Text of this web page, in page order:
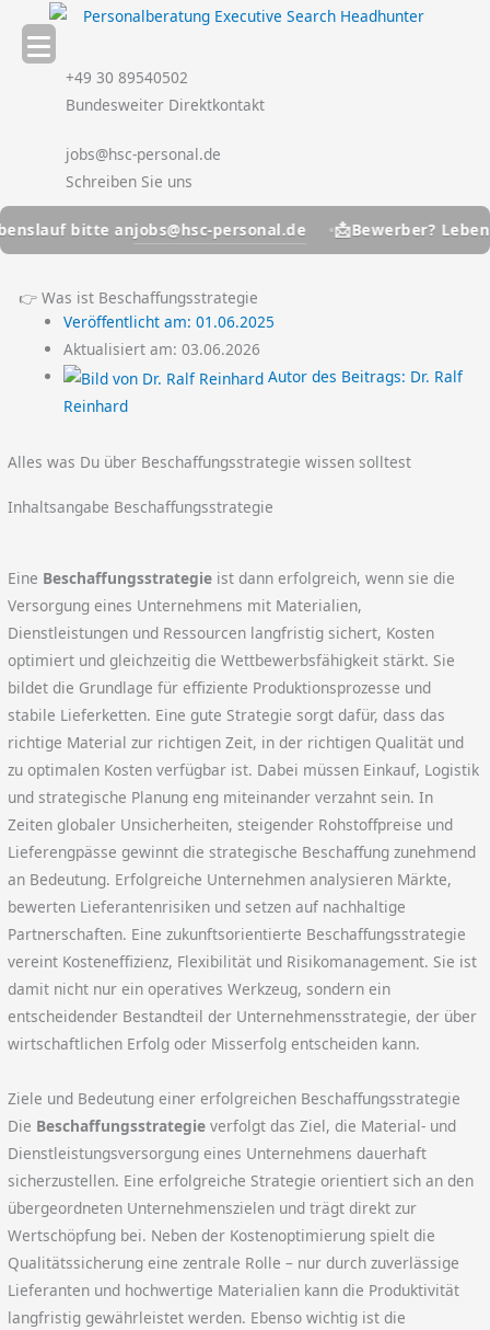
Inhalt
springen +49 30 89540502
Bundesweiter Direktkontakt
jobs@hsc-personal.de
Schreiben Sie uns
bitte anjobs@hsc-personal.de 📩Bewerber?
👉 Was ist Beschaffungsstrategie
Veröffentlicht am:01.06.2025
Aktualisiert am: 03.06.2026
Autor des Beitrags: Dr. Ralf
Reinhard
Alles was Du über Beschaffungsstrategie wissen solltest
Inhaltsangabe Beschaffungsstrategie
Eine Beschaffungsstrategie ist dann erfolgreich, wenn sie die
Versorgung eines Unternehmens mit Materialien,
Dienstleistungen und Ressourcen langfristig sichert, Kosten
optimiert und gleichzeitig die Wettbewerbsfähigkeit stärkt. Sie
bildet die Grundlage für effiziente Produktionsprozesse und
stabile Lieferketten. Eine gute Strategie sorgt dafür, dass das
richtige Material zur richtigen Zeit, in der richtigen Qualität und
zu optimalen Kosten verfügbar ist. Dabei müssen Einkauf, Logistik
und strategische Planung eng miteinander verzahnt sein. In
Zeiten globaler Unsicherheiten, steigender Rohstoffpreise und
Lieferengpässe gewinnt die strategische Beschaffung zunehmend
an Bedeutung. Erfolgreiche Unternehmen analysieren Märkte,
bewerten Lieferantenrisiken und setzen auf nachhaltige
Partnerschaften. Eine zukunftsorientierte Beschaffungsstrategie
vereint Kosteneffizienz, Flexibilität und Risikomanagement. Sie ist
damit nicht nur ein operatives Werkzeug, sondern ein
entscheidender Bestandteil der Unternehmensstrategie, der über
wirtschaftlichen Erfolg oder Misserfolg entscheiden kann.
Ziele und Bedeutung einer erfolgreichen Beschaffungsstrategie
Die Beschaffungsstrategie verfolgt das Ziel, die Material- und
Dienstleistungsversorgung eines Unternehmens dauerhaft
sicherzustellen. Eine erfolgreiche Strategie orientiert sich an den
übergeordneten Unternehmenszielen und trägt direkt zur
Wertschöpfung bei. Neben der Kostenoptimierung spielt die
Qualitätssicherung eine zentrale Rolle – nur durch zuverlässige
Lieferanten und hochwertige Materialien kann die Produktivität
langfristig gewährleistet werden. Ebenso wichtig ist die